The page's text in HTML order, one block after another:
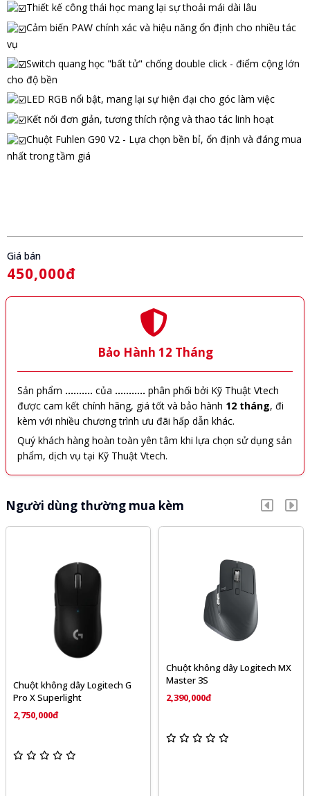
Thiết kế công thái học mang lại sự thoải mái dài lâu
Cảm biến PAW chính xác và hiệu năng ổn định cho nhiều tác
vụ
Switch quang học "bất tử" chống double click - điểm cộng lớn
cho độ bền
LED RGB nổi bật, mang lại sự hiện đại cho góc làm việc
Kết nối đơn giản, tương thích rộng và thao tác linh hoạt
Chuột Fuhlen G90 V2 - Lựa chọn bền bỉ, ổn định và đáng mua
nhất trong tầm giá
Giá bán
450,000đ
Bảo Hành 12 Tháng
Sản phẩm .......... của ........... phân phối bởi Kỹ Thuật Vtech
được cam kết chính hãng, giá tốt và bảo hành 12 tháng, đi
kèm với nhiều chương trình ưu đãi hấp dẫn khác.
Quý khách hàng hoàn toàn yên tâm khi lựa chọn sử dụng sản
phẩm, dịch vụ tại Kỹ Thuật Vtech.
Người dùng thường mua kèm
Chuột không dây Logitech G
Pro X Superlight
2,750,000đ
Chuột không dây Logitech MX
Master 3S
2,390,000đ